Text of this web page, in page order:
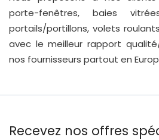
porte-fenêtres, baies
portails/portillons, volets
avec le meilleur rapport
nos fournisseurs partout en
Recevez nos offres